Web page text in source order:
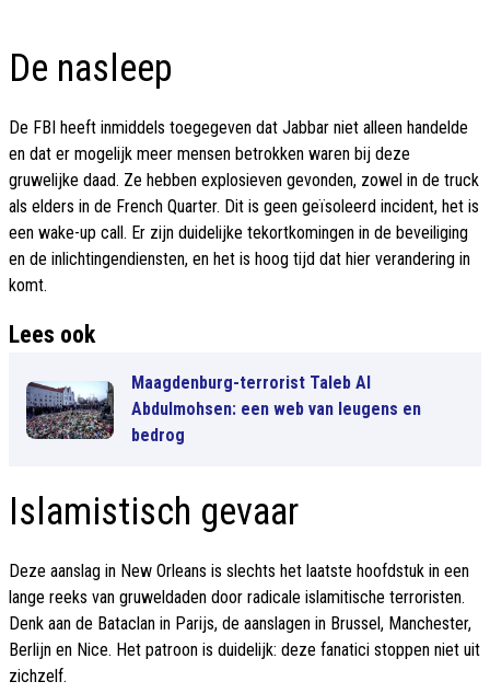
De nasleep
De FBI heeft inmiddels toegegeven dat Jabbar niet alleen handelde
en dat er mogelijk meer mensen betrokken waren bij deze
gruwelijke daad. Ze hebben explosieven gevonden, zowel in de truck
als elders in de French Quarter. Dit is geen geïsoleerd incident, het is
een wake-up call. Er zijn duidelijke tekortkomingen in de beveiliging
en de inlichtingendiensten, en het is hoog tijd dat hier verandering in
komt.
Lees ook
Maagdenburg-terrorist Taleb Al
Abdulmohsen: een web van leugens en
bedrog
Islamistisch gevaar
Deze aanslag in New Orleans is slechts het laatste hoofdstuk in een
lange reeks van gruweldaden door radicale islamitische terroristen.
Denk aan de Bataclan in Parijs, de aanslagen in Brussel, Manchester,
Berlijn en Nice. Het patroon is duidelijk: deze fanatici stoppen niet uit
zichzelf.